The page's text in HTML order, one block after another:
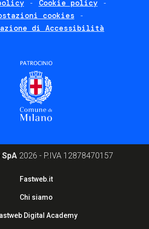
Cookie policy
cookies
di Accessibilità
2026 - P.IVA 12878470157
Fastweb.it
Chi siamo
Digital Academy